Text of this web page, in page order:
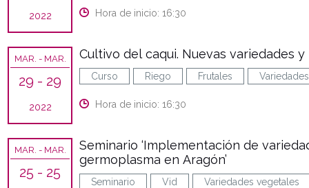
2022 Hora de inicio: 16:30
MAR. - MAR.
29 - 29
2022
Cultivo del caqui. Nuevas variedades
Curso Riego Frutales
Hora de inicio: 16:30
MAR. - MAR.
25 - 25
Seminario ‘Implementación de
germoplasma en Aragón’
Seminario Vid Variedades vegetales